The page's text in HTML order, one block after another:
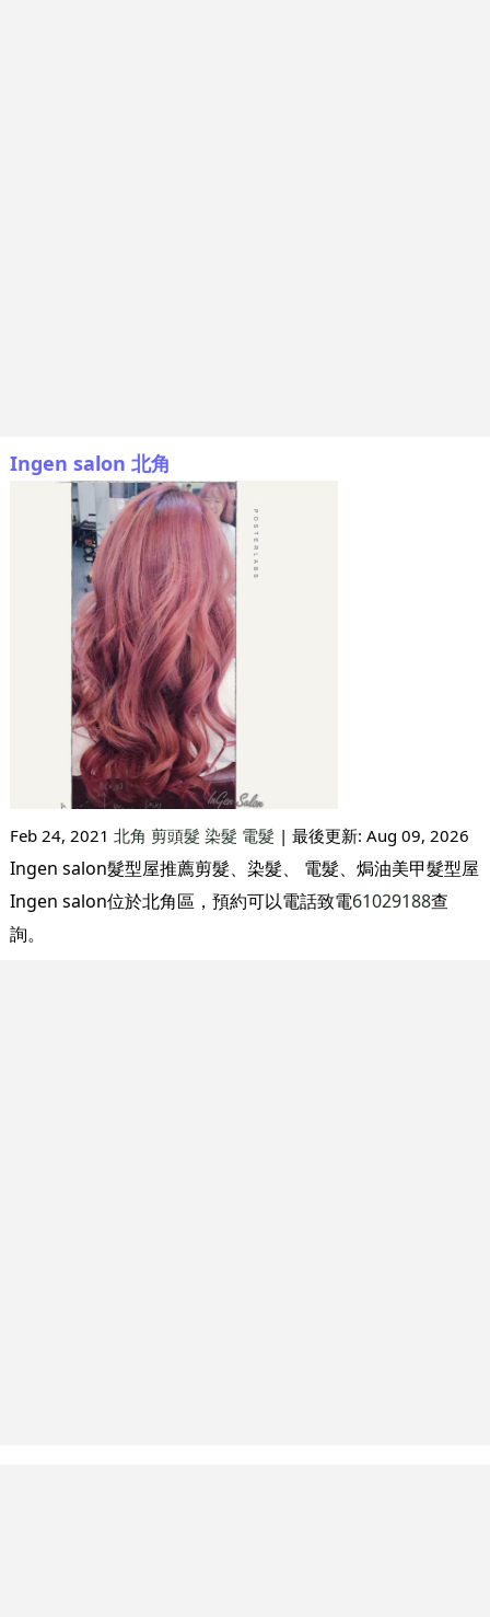
Ingen salon 北角
Feb 24, 2021 北角 剪頭髮 染髮 電髮 | 最後更新: Aug 09, 2026
Ingen salon髮型屋推薦剪髮、染髮、 電髮、焗油美甲髮型屋
Ingen salon位於北角區，預約可以電話致電61029188查
詢。